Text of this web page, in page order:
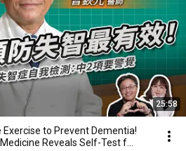
25:58
to Prevent Dementia!
Reveals Self-Test f...